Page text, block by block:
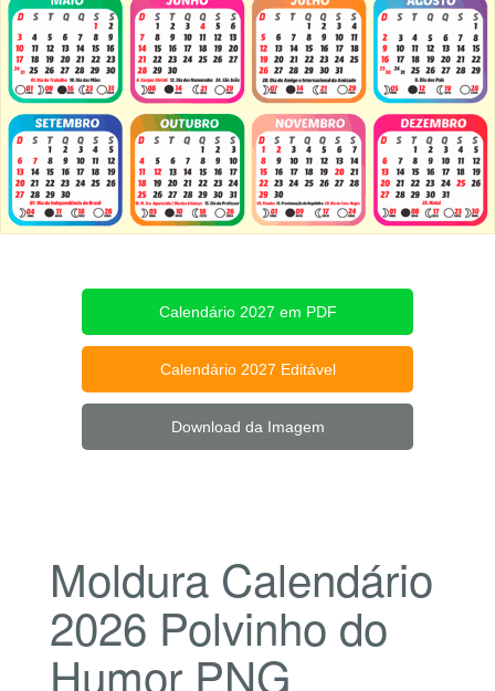
Calendário 2027 em PDF
Calendário 2027 Editável
Download da Imagem
Moldura Calendário
2026 Polvinho do
Humor PNG